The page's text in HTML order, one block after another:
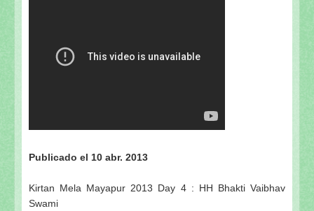
Publicado el 10 abr. 2013
Kirtan Mela Mayapur 2013 Day 4 : HH Bhakti Vaibhav
Swami